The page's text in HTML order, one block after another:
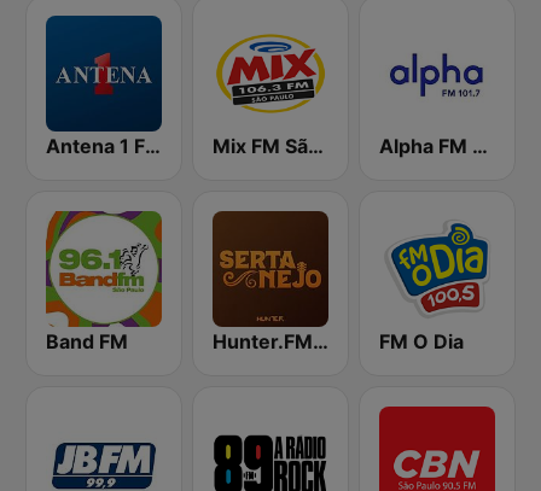
Antena 1 FM Mix FM São Paulo Alpha FM 101.7
Band FM Hunter.FM - Sertanejo FM O Dia